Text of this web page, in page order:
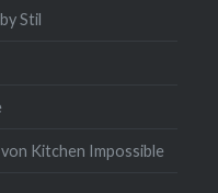
Stil
Kitchen Impossible